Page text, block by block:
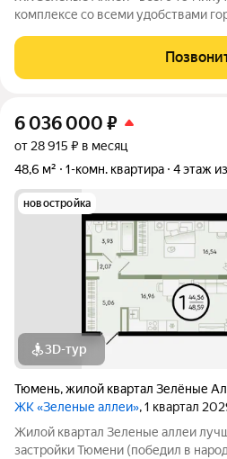
комплексе со всеми удобствами
квартиры, таунхаусы многие уже
данный момент, там проживает
6 036 000 ₽
от 28 915 ₽ в месяц
48,6 м²
1-комн. квартира 4 этаж
новостройка
3D-тур
Тюмень,жилой квартал Зелёные
ЖК «Зеленые аллеи», 1 квартал
Жилой квартал Зеленые аллеи лучший ЖК малоэтажной
застройки Тюмени (победил в